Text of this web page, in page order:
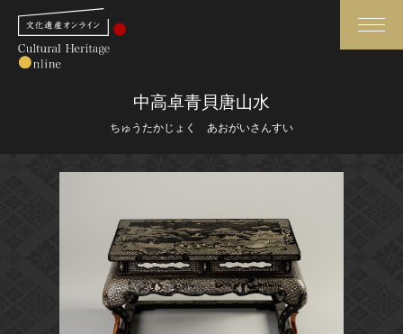
さらに詳細検索
媒体資料・関連記事等
博物館、美術館の皆さまへ
文化庁よりご挨拶
中高卓青貝唐山水
ちゅうたかじょく あおがいさんすい